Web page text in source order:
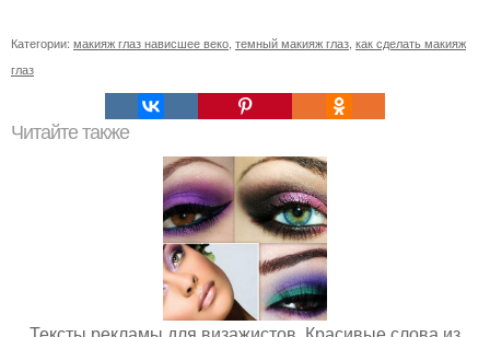
Категории: макияж глаз нависшее веко темный макияж глаз как сделать макияж
глаз
Читайте также